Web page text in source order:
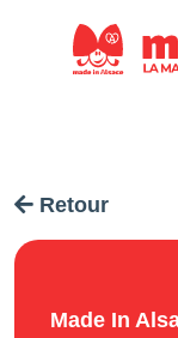
Retour
Made In